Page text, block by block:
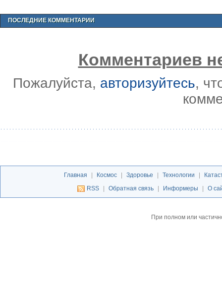
ПОСЛЕДНИЕ КОММЕНТАРИИ
Комментариев
Пожалуйста, авторизуйтесь,
Главная Космос Здоровье Технологии
RSS
Обратная связь Информеры О
При полном или